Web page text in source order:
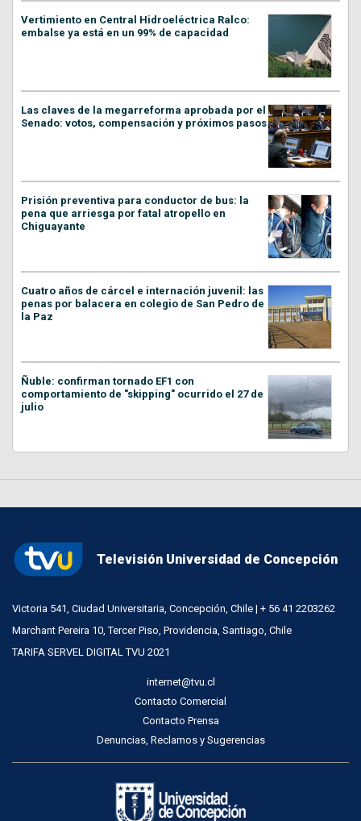
Vertimiento en Central Hidroeléctrica Ralco:
embalse ya está en un 99% de capacidad
Las claves de la megarreforma aprobada por el
Senado: votos, compensación y próximos pasos
Prisión preventiva para conductor de bus: la
pena que arriesga por fatal atropello en
Chiguayante
Cuatro años de cárcel e internación juvenil: las
penas por balacera en colegio de San Pedro de
la Paz
Ñuble: confirman tornado EF1 con
comportamiento de "skipping" ocurrido el 27 de
julio
Televisión Universidad de Concepción
Victoria 541, Ciudad Universitaria, Concepción, Chile | + 56 41 2203262
Marchant Pereira 10, Tercer Piso, Providencia, Santiago, Chile
TARIFA SERVEL DIGITAL TVU 2021
internet@tvu.cl
Contacto Comercial
Contacto Prensa
Denuncias, Reclamos y Sugerencias